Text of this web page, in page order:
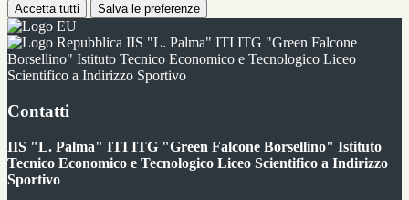
Accetta tutti Salva le preferenze
IIS "L. Palma" ITI ITG "Green Falcone
Borsellino" Istituto Tecnico Economico e Tecnologico Liceo
Scientifico a Indirizzo Sportivo
Contatti
IIS "L. Palma" ITI ITG "Green Falcone Borsellino" Istituto
Tecnico Economico e Tecnologico Liceo Scientifico a Indirizzo
Sportivo